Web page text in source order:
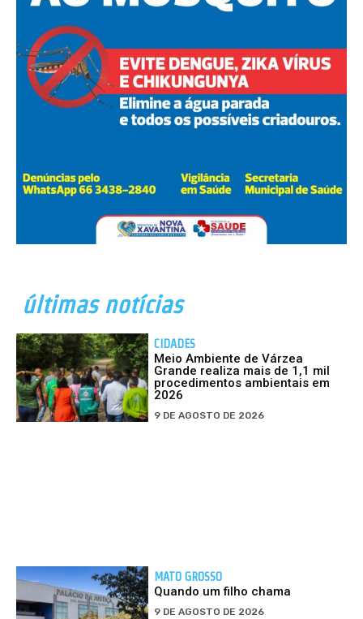
últimas notícias
CIDADES
Meio Ambiente de Várzea
Grande realiza mais de 1,1 mil
procedimentos ambientais em
2026
9 DE AGOSTO DE 2026
MATO GROSSO
Quando um filho chama
9 DE AGOSTO DE 2026